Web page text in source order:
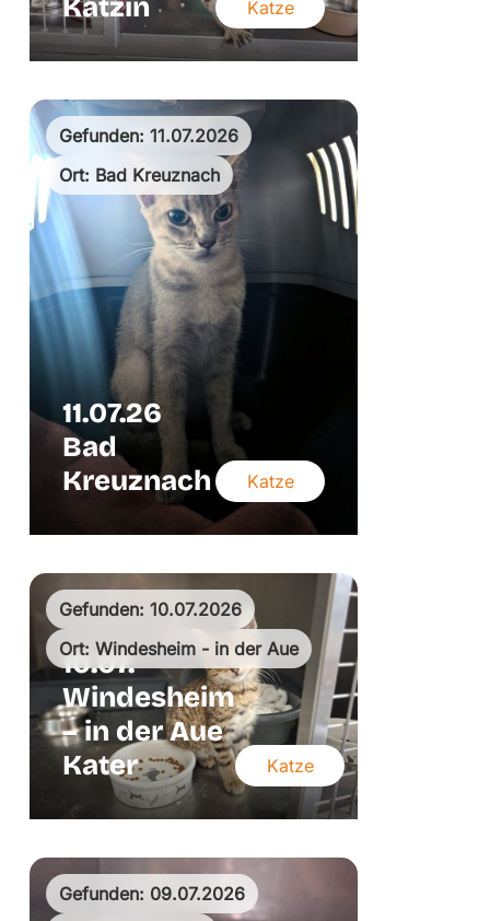
Kätzin Katze
Gefunden: 11.07.2026
Ort: Bad Kreuznach
11.07.26
Bad
Kreuznach
Katze
Gefunden: 10.07.2026
Ort: Windesheim - in der Aue
10.07.
Windesheim
– in der Aue
Kater
Katze
Gefunden: 09.07.2026